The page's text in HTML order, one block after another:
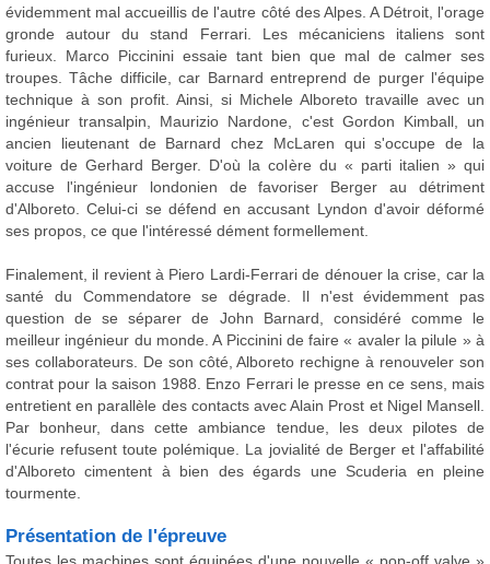
évidemment mal accueillis de l'autre côté des Alpes. A Détroit, l'orage
gronde autour du stand Ferrari. Les mécaniciens italiens sont
furieux. Marco Piccinini essaie tant bien que mal de calmer ses
troupes. Tâche difficile, car Barnard entreprend de purger l'équipe
technique à son profit. Ainsi, si Michele Alboreto travaille avec un
ingénieur transalpin, Maurizio Nardone, c'est Gordon Kimball, un
ancien lieutenant de Barnard chez McLaren qui s'occupe de la
voiture de Gerhard Berger. D'où la colère du « parti italien » qui
accuse l'ingénieur londonien de favoriser Berger au détriment
d'Alboreto. Celui-ci se défend en accusant Lyndon d'avoir déformé
ses propos, ce que l'intéressé dément formellement.
Finalement, il revient à Piero Lardi-Ferrari de dénouer la crise, car la
santé du Commendatore se dégrade. Il n'est évidemment pas
question de se séparer de John Barnard, considéré comme le
meilleur ingénieur du monde. A Piccinini de faire « avaler la pilule » à
ses collaborateurs. De son côté, Alboreto rechigne à renouveler son
contrat pour la saison 1988. Enzo Ferrari le presse en ce sens, mais
entretient en parallèle des contacts avec Alain Prost et Nigel Mansell.
Par bonheur, dans cette ambiance tendue, les deux pilotes de
l'écurie refusent toute polémique. La jovialité de Berger et l'affabilité
d'Alboreto cimentent à bien des égards une Scuderia en pleine
tourmente.
Présentation de l'épreuve